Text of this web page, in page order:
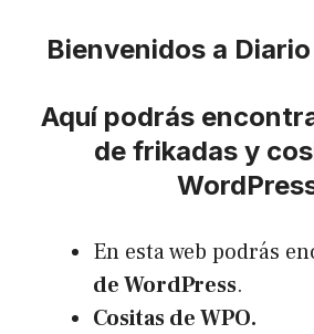
Bienvenidos a
Aquí podrás
de frikadas y
En esta web podrás
de WordPress.
Cositas de WPO.